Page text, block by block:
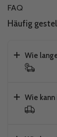
FAQ
Häufig
Wie
Wie